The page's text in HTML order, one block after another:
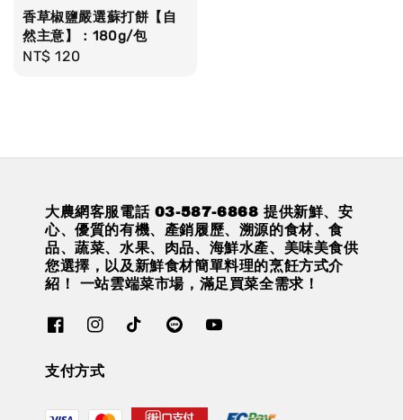
香草椒鹽嚴選蘇打餅【自
然主意】：180g/包
Regular
NT$ 120
大農網客服電話 03-587-6868 提供新鮮、安
心、優質的有機、產銷履歷、溯源的食材、食
品、蔬菜、水果、肉品、海鮮水產、美味美食供
您選擇，以及新鮮食材簡單料理的烹飪方式介
紹！ 一站雲端菜市場，滿足買菜全需求！
支付方式